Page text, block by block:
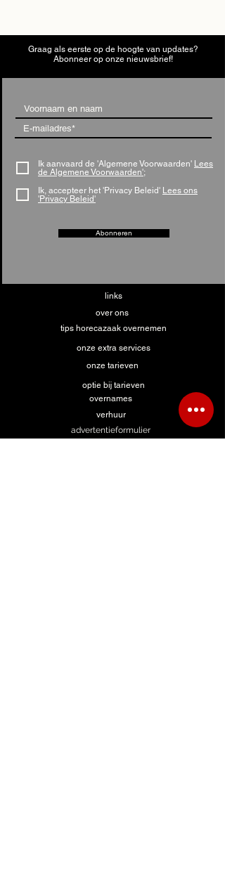
Graag als eerste op de hoogte van updates?
Abonneer op onze nieuwsbrief!
Ik aanvaard de 'Algemene Voorwaarden' Lees
de Algemene Voorwaarden';
Ik, accepteer het 'Privacy Beleid' Lees ons
'Privacy Beleid'
Abonneren
links
over ons
tips horecazaak overnemen
onze extra services
onze tarieven
optie bij tarieven
overnames
verhuur
advertentieformulier